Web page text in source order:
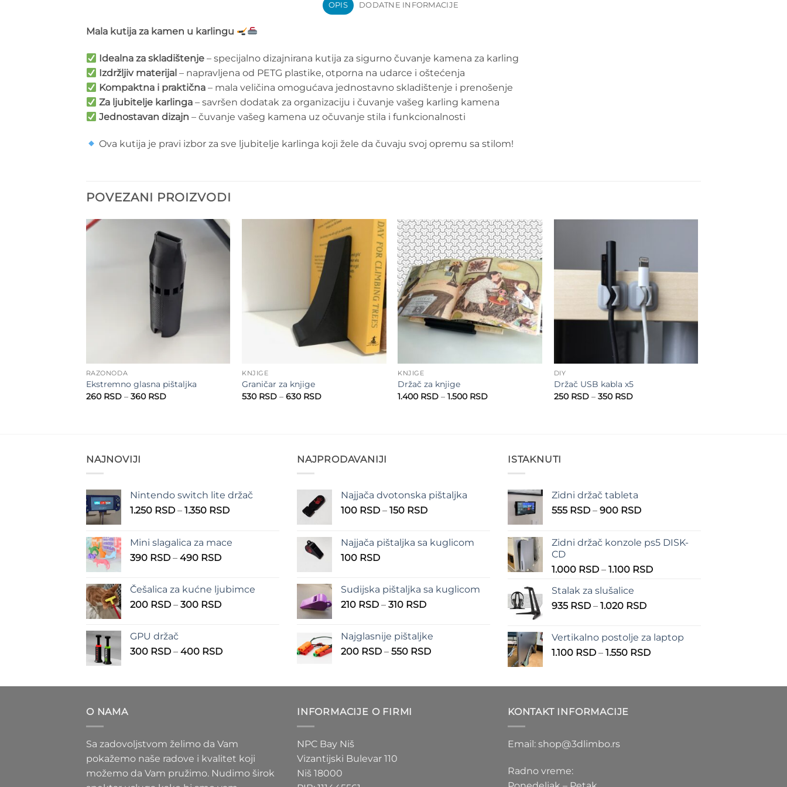
OPIS DODATNE INFORMACIJE
Mala kutija za kamen u karlingu
Idealna za skladištenje – specijalno dizajnirana kutija za sigurno čuvanje kamena za karling
Izdržljiv materijal – napravljena od PETG plastike, otporna na udarce i oštećenja
Kompaktna i praktična – mala veličina omogućava jednostavno skladištenje i prenošenje
Za ljubitelje karlinga – savršen dodatak za organizaciju i čuvanje vašeg karling kamena
Jednostavan dizajn – čuvanje vašeg kamena uz očuvanje stila i funkcionalnosti
Ova kutija je pravi izbor za sve ljubitelje karlinga koji žele da čuvaju svoj opremu sa stilom!
POVEZANI PROIZVODI
RAZONODA
Ekstremno glasna pištaljka
260 RSD – 360 RSDRaspon
Add to
wishlist
KNJIGE
Graničar za knjige
530 RSD – 630 RSDRaspon
Add to
wishlist
KNJIGE
Držač za knjige
1.400 RSD – 1.500 RSDRaspon
DIY
Držač USB kabla x5
250 RSD – 350 RSDRaspon
NAJNOVIJI
Nintendo switch lite držač
1.250 RSD – 1.350 RSDRaspon
1.250 RSD
Mini slagalica za mace
390 RSD – 490 RSDRaspon
390 RSD
do
Češalica za kućne ljubimce
200 RSD – 300 RSDRaspon
do
GPU držač
300 RSD – 400 RSDRaspon
300 RSD
NAJPRODAVANIJI
Najjača dvotonska pištaljka
100 RSD – 150 RSDRaspon
100 RSD
Najjača pištaljka sa kuglicom
100 RSD
Sudijska pištaljka sa kuglicom
210 RSD – 310 RSDRaspon
210 RSD
do
Najglasnije pištaljke
200 RSD – 550 RSDRaspon
200 RSD
ISTAKNUTI
Zidni držač tableta
555 RSD – 900 RSDRaspon
555 RSD
900 RSD
Zidni držač konzole ps5 DISK-
CD
1.000 RSD – 1.100 RSDRaspon
Stalak za slušalice
935 RSD – 1.020 RSDRaspon
935 RSD
do
Vertikalno postolje za laptop
1.100 RSD – 1.550 RSDRaspon
1.100 RSD
O NAMA
Sa zadovoljstvom želimo da Vam
pokažemo naše radove i kvalitet koji
možemo da Vam pružimo. Nudimo širok
INFORMACIJE O FIRMI
NPC Bay Niš
Vizantijski Bulevar 110
Niš 18000
KONTAKT INFORMACIJE
Email: shop@3dlimbo.rs
Radno vreme: